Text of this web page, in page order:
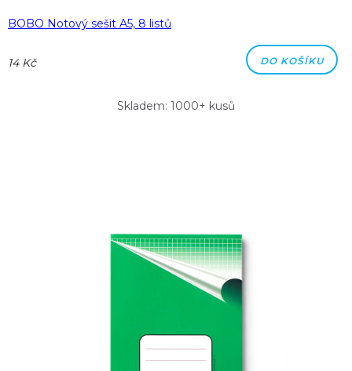
BOBO Notový sešit A5, 8 listů
14 Kč DO KOŠÍKU
Skladem: 1000+ kusů